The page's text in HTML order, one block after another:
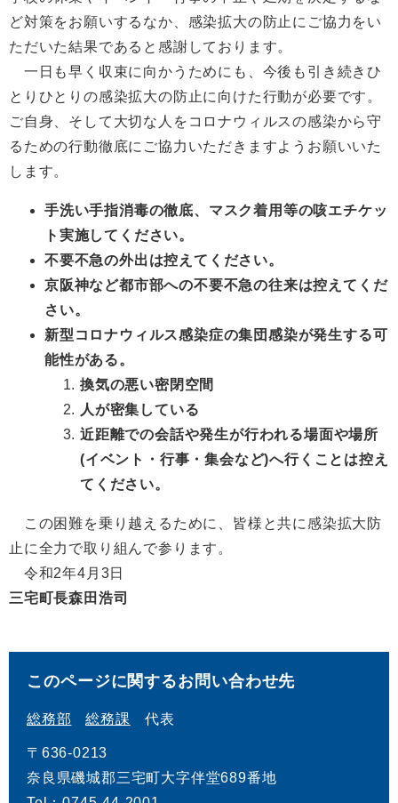
ど対策をお願いするなか、感染拡大の防止にご協力をい
ただいた結果であると感謝しております。
一日も早く収束に向かうためにも、今後も引き続きひ
とりひとりの感染拡大の防止に向けた行動が必要です。
ご自身、そして大切な人をコロナウィルスの感染から守
るための行動徹底にご協力いただきますようお願いいた
します。
手洗い手指消毒の徹底、マスク着用等の咳エチケッ
ト実施してください。
不要不急の外出は控えてください。
京阪神など都市部への不要不急の往来は控えてくだ
さい。
新型コロナウィルス感染症の集団感染が発生する可
能性がある。
換気の悪い密閉空間
人が密集している
近距離での会話や発生が行われる場面や場所
(イベント・行事・集会など)へ行くことは控え
てください。
この困難を乗り越えるために、皆様と共に感染拡大防
止に全力で取り組んで参ります。
令和2年4月3日
三宅町長森田浩司
このページに関するお問い合わせ先
総務部 総務課 代表
〒636-0213
奈良県磯城郡三宅町大字伴堂689番地